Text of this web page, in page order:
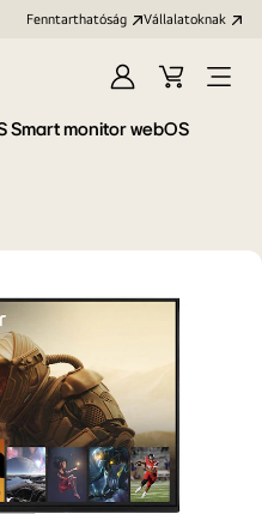
Fenntarthatóság Vállalatoknak
Bejelentkezés
KosárMenü
Smart monitor webOS